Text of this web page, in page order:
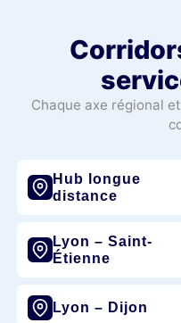
Chaque axe régional
Hub longue
distance
Lyon – Saint-
Étienne
Lyon – Dijon